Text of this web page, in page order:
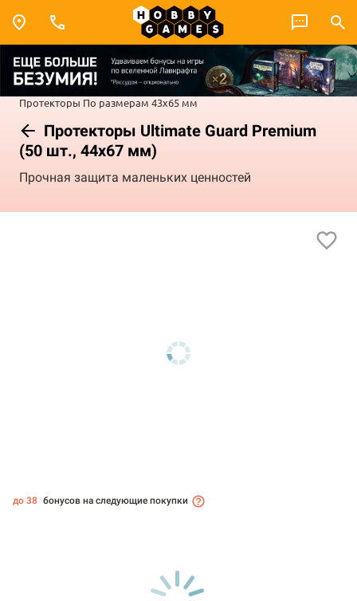
Протекторы По размерам 43x65 мм
Протекторы Ultimate Guard Premium
(50 шт., 44х67 мм)
Прочная защита маленьких ценностей
до 38 бонусов на следующие покупки